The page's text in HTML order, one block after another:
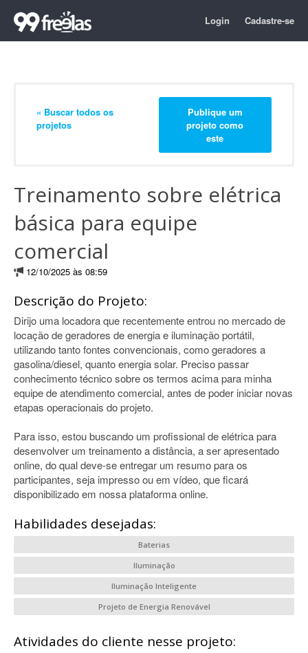
Login Cadastre-se
« Buscar todos os
projetos
Publique um
projeto como
este
Treinamento sobre elétrica
básica para equipe
comercial
12/10/2025 às 08:59
Descrição do Projeto:
Dirijo uma locadora que recentemente entrou no mercado de
locação de geradores de energia e iluminação portátil,
utilizando tanto fontes convencionais, como geradores a
gasolina/diesel, quanto energia solar. Preciso passar
conhecimento técnico sobre os termos acima para minha
equipe de atendimento comercial, antes de poder iniciar novas
etapas operacionais do projeto.
Para isso, estou buscando um profissional de elétrica para
desenvolver um treinamento a distância, a ser apresentado
online, do qual deve-se entregar um resumo para os
participantes, seja impresso ou em vídeo, que ficará
disponibilizado em nossa plataforma online.
Habilidades desejadas:
Baterias
Iluminação
Iluminação Inteligente
Projeto de Energia Renovável
Atividades do cliente nesse projeto: